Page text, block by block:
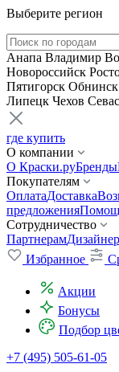
Выберите регион
Анапа Владимир
Новороссийск
Пятигорск Обнинск
Липецк Чехов
где купить
О компании
О Краски.руБренды
Покупателям
ОплатаДоставка
предложения
Сотрудничество
Партнерам
Избранное
Акции
Бонусы
Подбор
+7 (495) 505-61-05